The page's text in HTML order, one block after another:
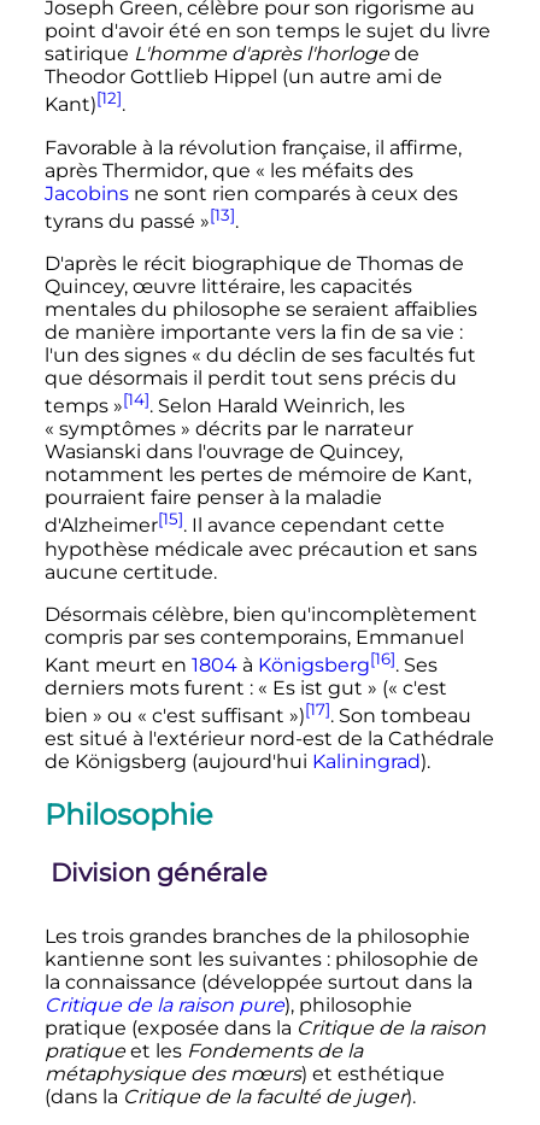
Joseph Green, célèbre pour son rigorisme au
point d'avoir été en son temps le sujet du livre
satirique L'homme d'après l'horlogede
Theodor Gottlieb Hippel (un autre ami de
Kant)[12].
Favorable à la révolution française, il affirme,
après Thermidor, que « les méfaits des
Jacobinsne sont rien comparés à ceux des
tyrans du passé »[13].
D'après le récit biographique de Thomas de
Quincey, œuvre littéraire, les capacités
mentales du philosophe se seraient affaiblies
de manière importante vers la fin de sa vie :
l'un des signes « du déclin de ses facultés fut
que désormais il perdit tout sens précis du
temps »[14]. Selon Harald Weinrich, les
« symptômes » décrits par le narrateur
Wasianski dans l'ouvrage de Quincey,
notamment les pertes de mémoire de Kant,
pourraient faire penser à la maladie
d'Alzheimer[15]. Il avance cependant cette
hypothèse médicale avec précaution et sans
aucune certitude.
Désormais célèbre, bien qu'incomplètement
compris par ses contemporains, Emmanuel
Kant meurt en 1804à Königsberg[16]. Ses
derniers mots furent : « Es ist gut » (« c'est
bien » ou « c'est suffisant »)[17]. Son tombeau
est situé à l'extérieur nord-est de la Cathédrale
de Königsberg (aujourd'hui Kaliningrad).
Philosophie
Division générale
Les trois grandes branches de la philosophie
kantienne sont les suivantes : philosophie de
la connaissance (développée surtout dans la
Critique de la raison pure), philosophie
pratique (exposée dans la Critique de la raison
pratiqueet les Fondements de la
métaphysique des mœurs) et esthétique
(dans la Critique de la faculté de juger).